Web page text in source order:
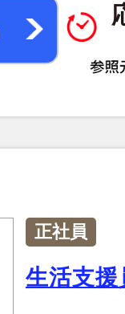
正社員
生活支援